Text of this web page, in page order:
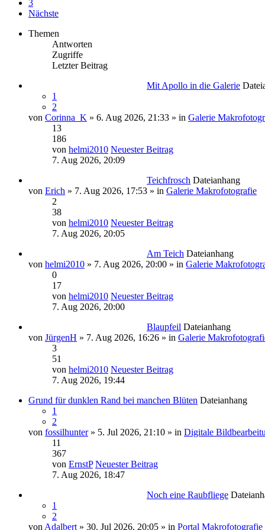
3
Nächste
Themen
Antworten
Zugriffe
Letzter Beitrag
Mit Apollo in die Galerie
1
2
von Corinna_K » 6. Aug 2026, 21:33 » in Galerie
13
186
von helmi2010 Neuester Beitrag
7. Aug 2026, 20:09
Teichfrosch Dateianhang
von Erich » 7. Aug 2026, 17:53 » in Galerie Makrofotografie
2
38
von helmi2010 Neuester Beitrag
7. Aug 2026, 20:05
Am Teich Dateianhang
von helmi2010 » 7. Aug 2026, 20:00 » in Galerie
0
17
von helmi2010 Neuester Beitrag
7. Aug 2026, 20:00
Blaupfeil Dateianhang
von JürgenH » 7. Aug 2026, 16:26 » in Galerie
3
51
von helmi2010 Neuester Beitrag
7. Aug 2026, 19:44
Grund für dunklen Rand bei manchen Blüten Dateianhang
1
2
von fossilhunter» 5. Jul 2026, 21:10 » in Digitale
11
367
von ErnstP Neuester Beitrag
7. Aug 2026, 18:47
Noch eine Raubfliege
1
2
von Adalbert » 30. Jul 2026, 20:05 » in Portal Makrofotografie